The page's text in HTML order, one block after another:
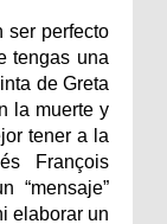
ser perfecto
tengas una
de Greta
la muerte y
tener a la
François
“mensaje”
elaborar un